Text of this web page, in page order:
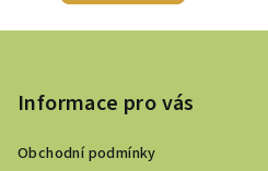
Z
Informace pro vás
Obchodní podmínky